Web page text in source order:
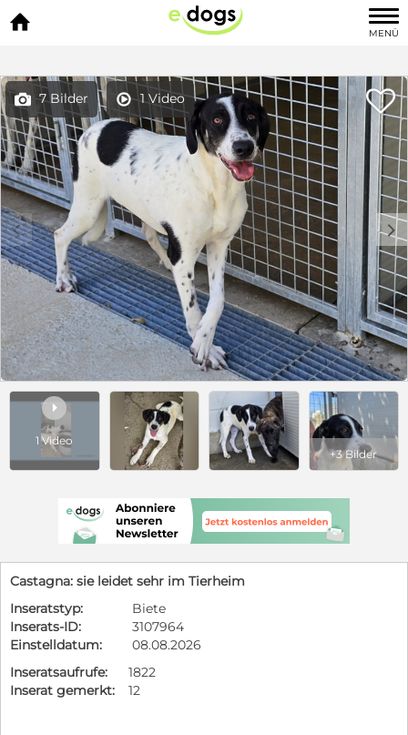

MENÜ
 7 Bilder  1 Video 
c d

1 Video
+3 Bilder
Castagna: sie leidet sehr im Tierheim
Inseratstyp:
Biete
Inserats-ID:
3107964
Einstelldatum:
08.08.2026
Inseratsaufrufe:
1822
Inserat gemerkt:
12